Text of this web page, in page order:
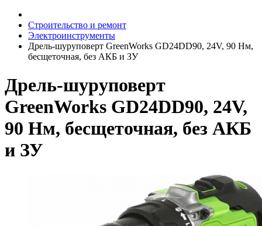
Строительство и ремонт
Электроинструменты
Дрель-шуруповерт GreenWorks GD24DD90, 24V, 90 Нм,
бесщеточная, без АКБ и ЗУ
Дрель-шуруповерт
GreenWorks GD24DD90, 24V,
90 Нм, бесщеточная, без АКБ
и ЗУ